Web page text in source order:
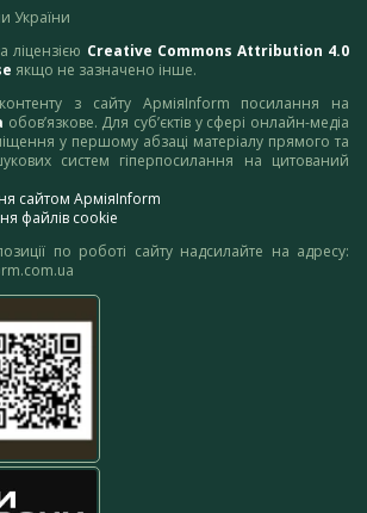
України
ліцензією Creative Commons Attribution 4.0
якщо не зазначено інше.
з сайту АрміяInform посилання на
обов’язкове. Для суб’єктів у сфері онлайн-медіа
у першому абзаці матеріалу прямого та
систем гіперпосилання на цитований
сайтом АрміяInform
файлів cookie
по роботі сайту надсилайте на адресу: